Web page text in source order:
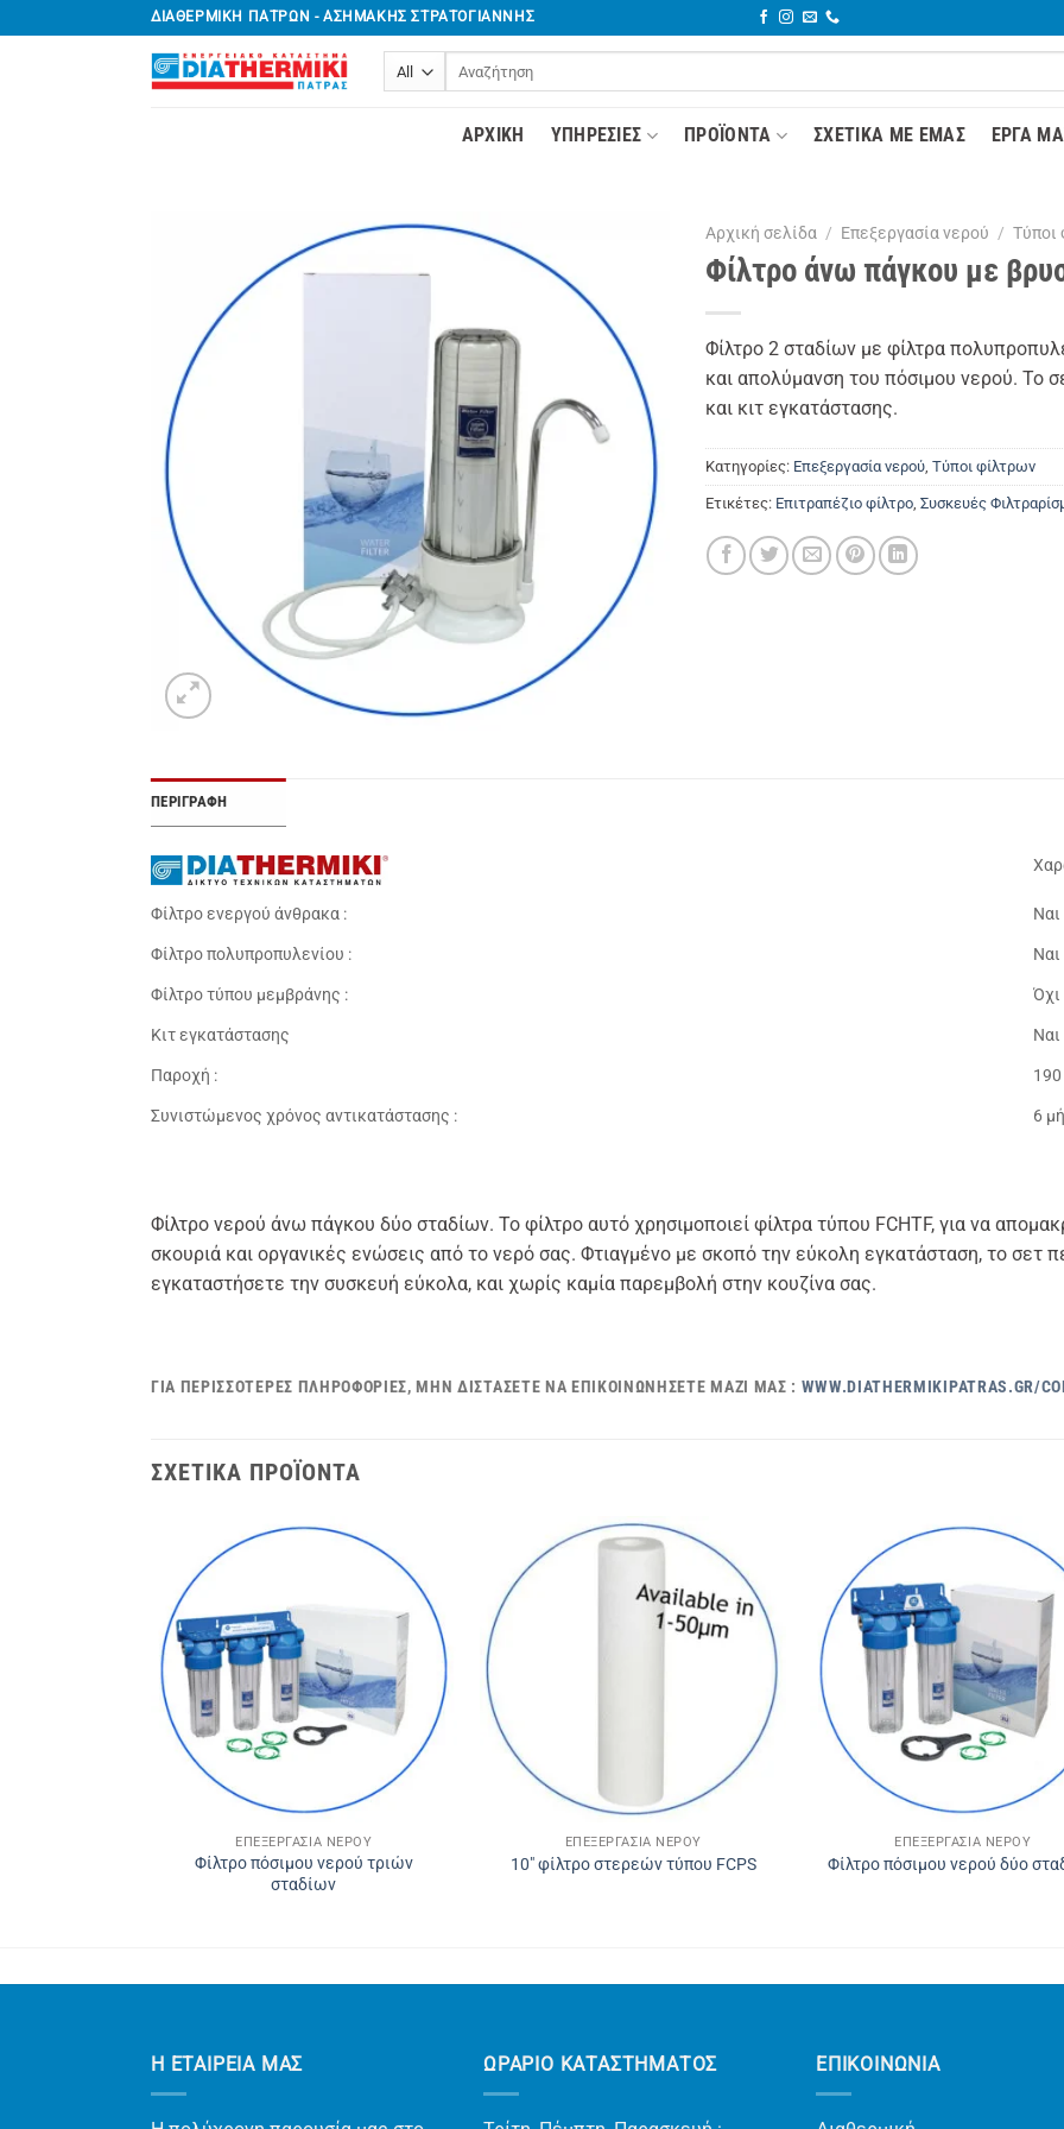
στο
ΔΙΑΘΕΡΜΙΚΗ ΠΑΤΡΩΝ - ΑΣΗΜΑΚΗΣ ΣΤΡΑΤΟΓΙΑΝΝΗΣ
Αναζήτηση
για:
ΑΡΧΙΚΉ YΠΗΡΕΣΊΕΣ ΠΡΟΪΌΝΤΑ ΣΧΕΤΙΚΆ ΜΕ ΕΜΆΣ ΈΡΓΑ
Αρχική σελίδα / Επεξεργασία νερού / Τύποι
Φίλτρο άνω πάγκου με
Φίλτρο 2 σταδίων με φίλτρα
και απολύμανση του πόσιμου νερού. Το
και κιτ εγκατάστασης.
Κατηγορίες: Επεξεργασία νερού, Τύποι φίλτρων
Ετικέτες: Επιτραπέζιο φίλτρο, Συσκευές
ΠΕΡΙΓΡΑΦΉ
Φίλτρο ενεργού άνθρακα :
Ναι
Φίλτρο πολυπροπυλενίου :
Ναι
Φίλτρο τύπου μεμβράνης :
Όχι
Κιτ εγκατάστασης
Ναι
Παροχή :
Συνιστώμενος χρόνος αντικατάστασης :
6
Φίλτρο νερού άνω πάγκου δύο σταδίων. Το φίλτρο αυτό χρησιμοποιεί φίλτρα τύπου FCHTF, για να
σκουριά και οργανικές ενώσεις από το νερό σας. Φτιαγμένο με σκοπό την εύκολη εγκατάσταση, το σετ
εγκαταστήσετε την συσκευή εύκολα, και χωρίς καμία παρεμβολή στην κουζίνα σας.
ΓΙΑ ΠΕΡΙΣΣΌΤΕΡΕΣ ΠΛΗΡΟΦΟΡΊΕΣ, ΜΗΝ ΔΙΣΤΆΣΕΤΕ ΝΑ ΕΠΙΚΟΙΝΩΝΉΣΕΤΕ ΜΑΖΊ ΜΑΣ : WWW.DIATHERMIKIPATRAS.GR/
ΣΧΕΤΙΚΆ ΠΡΟΪΌΝΤΑ
ΕΠΕΞΕΡΓΑΣΊΑ ΝΕΡΟΎ
Φίλτρο πόσιμου νερού τριών
σταδίων
ΕΠΕΞΕΡΓΑΣΊΑ ΝΕΡΟΎ
10″ φίλτρο στερεών τύπου FCPS
ΕΠΕΞΕΡΓΑΣΊΑ ΝΕΡΟΎ
Φίλτρο πόσιμου νερού δύο
Η ΕΤΑΙΡΕΊΑ ΜΑΣ ΩΡΑΡΙΟ ΚΑΤΑΣΤΗΜΑΤΟΣ ΕΠΙΚΟΙΝΩΝΊΑ